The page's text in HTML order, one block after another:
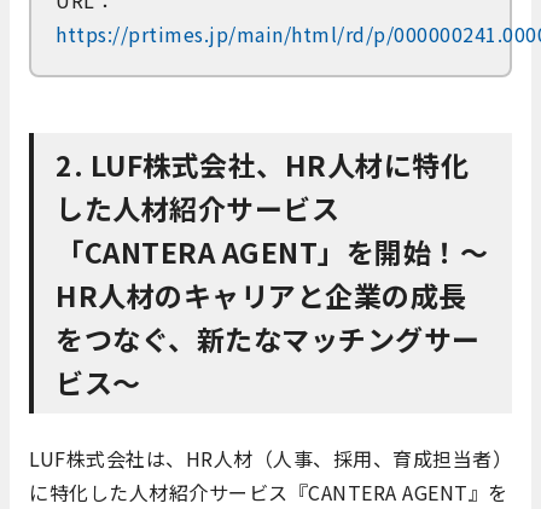
https://prtimes.jp/main/html/rd/p/
2. LUF株式会社、HR人材に特化
した人材紹介サービス
「CANTERA AGENT」を開始！〜
HR人材のキャリアと企業の成長
をつなぐ、新たなマッチングサー
ビス〜
​LUF株式会社は、HR人材（人事、採用、育成担当者）
に特化した人材紹介サービス『CANTERA AGENT』を